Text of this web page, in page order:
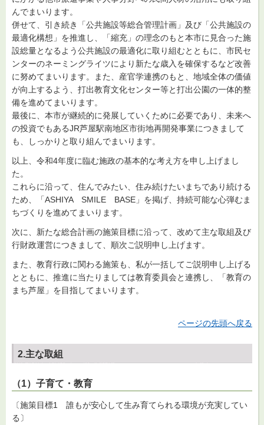
んでまいります。
併せて、引き続き「公共施設等総合管理計画」及び「公共施設の
最適化構想」を推進し、「縮充」の理念のもと本市に見合った施
設総量となるよう公共施設の最適化に取り組むとともに、市民セ
ンターのネーミングライツにより新たな歳入を確保するなど改善
に努めてまいります。また、産官学連携のもと、地域全体の価値
が向上するよう、打出教育文化センター等と打出公園の一体的整
備を進めてまいります。
最後に、本市が継続的に発展していくために必要であり、未来へ
の投資でもあるJR芦屋駅南地区市街地再開発事業につきまして
も、しっかりと取り組んでまいります。
以上、令和4年度に臨む施政の基本的な考え方を申し上げまし
た。
これらに沿って、住んでみたい、住み続けたいまちであり続ける
ため、「ASHIYA SMILE BASE」を掲げ、持続可能な心弾むま
ちづくりを進めてまいります。
次に、新たな総合計画の施策目標に沿って、改めて主な取組及び
行財政運営につきまして、順次ご説明申し上げます。
また、教育行政に関わる施策も、私が一括してご説明申し上げる
とともに、推進に当たりましては教育委員会と連携し、「教育の
まち芦屋」を目指してまいります。
ページの先頭へ戻る
2.主な取組
（1）子育て・教育
〔施策目標1 誰もが安心して生み育てられる環境が充実してい
る〕